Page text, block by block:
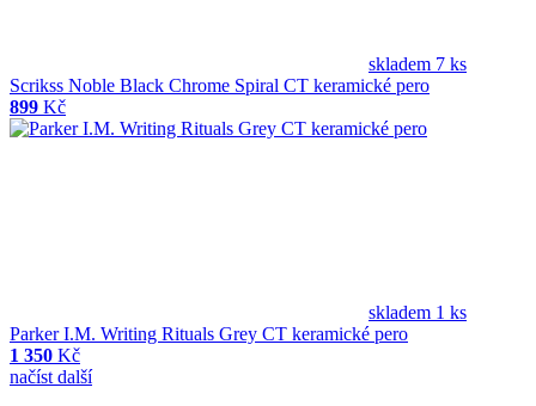
skladem 7 ks
Scrikss Noble Black Chrome Spiral CT keramické pero
899 Kč
skladem 1 ks
Parker I.M. Writing Rituals Grey CT keramické pero
1 350 Kč
načíst další